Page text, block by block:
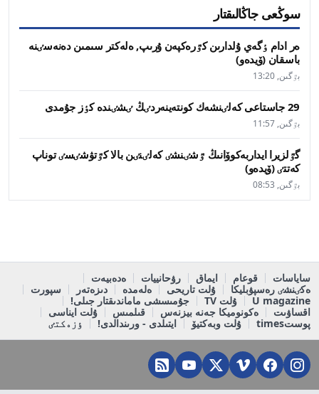
سوڭعى جاڭالىقتار
ەر ادام ٶگەي ۇلدارىن كٷرەكپەن ۇرىپ, ەلەكتر سىمىن دەنەسٸنە
باسقان (ۆيدەو)
بٷگىن, 13:20
29 جاستاعى كەلٸنشەك كونتەينەردٸڭ ٸشٸندە كٶز جۇمدى
بٷگىن, 11:57
گٷلزيرا ايداربەكوۆانىڭ ٷشٸنشٸ كەلٸنٸن بالا كٷتۋشٸسٸ توناپ
كەتتٸ (ۆيدەو)
بٷگىن, 08:53
ساياسات قوعام ايماق رۋحانييات
ەدەبيەت
ەكٸنشٸ رەسپۋبليكا
ۇلت تاريحى ەلەمدە دىزەتەر
سپورت
U magazine
ۇلت TV
جۇمىسشى ماماندىقتار جىلى!
اقساۋىت
ەكونوميكا جەنە بيزنەس قىلمىس
ۇلت ايناسى
پوستtimes
ۇلت وبەكتيۆ ايتىلدى - ورىندالدى! ٶزەكتٸ